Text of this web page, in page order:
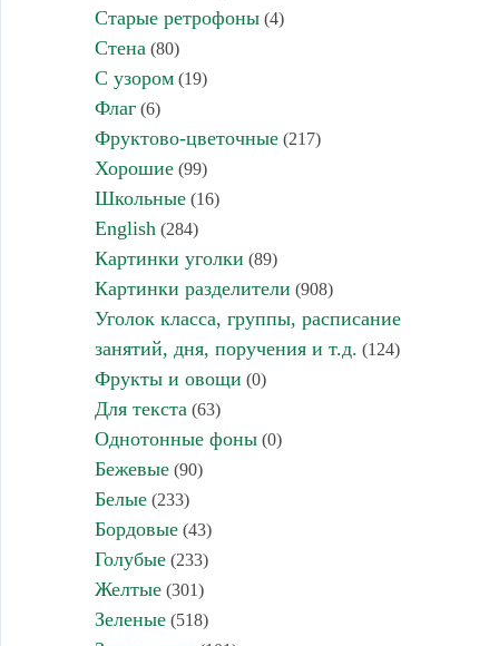
Старые ретрофоны(4)
Стена (80)
С узором(19)
Флаг(6)
Фруктово-цветочные(217)
Хорошие(99)
Школьные(16)
English (284)
Картинки уголки (89)
Картинки разделители (908)
Уголок класса, группы, расписание
занятий, дня, поручения и т.д. (124)
Фрукты и овощи (0)
Для текста (63)
Однотонные фоны(0)
Бежевые(90)
Белые(233)
Бордовые(43)
Голубые(233)
Желтые(301)
Зеленые(518)